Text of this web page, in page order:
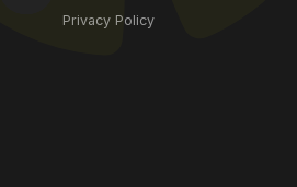
Privacy Policy